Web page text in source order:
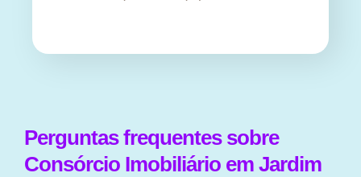
Perguntas frequentes sobre
Consórcio Imobiliário em Jardim